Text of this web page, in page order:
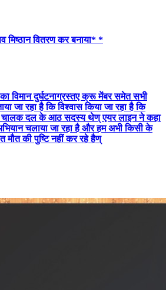
मिष्ठान वितरण कर बनाया* *
विमान दुर्घटनाग्रस्तए क्रू मेंबर समेत सभी
जा रहा है कि विश्वास किया जा रहा है कि
चालक दल के आठ सदस्य थेण् एयर लाइन ने कहा
चलाया जा रहा है और हम अभी किसी के
मौत की पुष्टि नहीं कर रहे हैण्